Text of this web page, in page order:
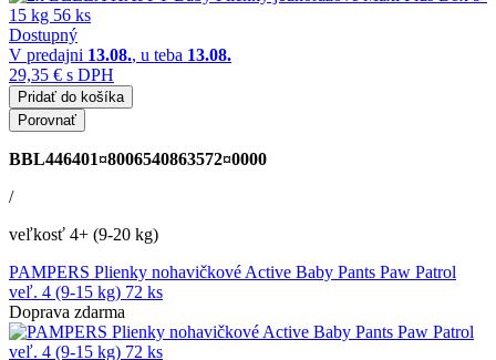
Dostupný
V predajni 13.08., u teba 13.08.
29,35 € s DPH
Pridať do košíka
Porovnať
BBL446401¤8006540863572¤0000
/
veľkosť 4+ (9-20 kg)
PAMPERS Plienky nohavičkové Active Baby Pants Paw Patrol
veľ. 4 (9-15 kg) 72 ks
Doprava zdarma